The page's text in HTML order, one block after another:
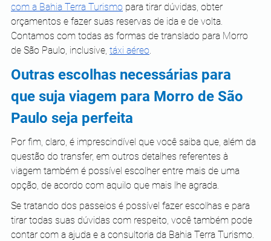
com a Bahia Terra Turismo para tirar dúvidas, obter
orçamentos e fazer suas reservas de ida e de volta.
Contamos com todas as formas de translado para Morro
de São Paulo, inclusive, táxi aéreo
Outras escolhas necessárias para
que suja viagem para Morro de São
Paulo seja perfeita
Por fim, claro, é imprescindível que você saiba que, além da
questão do transfer, em outros detalhes referentes à
viagem também é possível escolher entre mais de uma
opção, de acordo com aquilo que mais lhe agrada.
Se tratando dos passeios é possível fazer escolhas e para
tirar todas suas dúvidas com respeito, você também pode
contar com a ajuda e a consultoria da Bahia Terra Turismo.